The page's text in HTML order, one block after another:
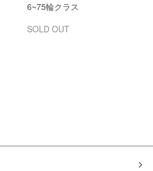
6~75輪クラス
SOLD OUT